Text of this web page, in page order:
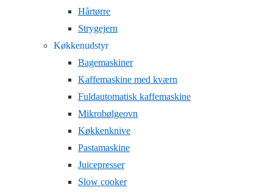
Hårtørre
Strygejern
Køkkenudstyr
Bagemaskiner
Kaffemaskine med kværn
Fuldautomatisk kaffemaskine
Mikrobølgeovn
Køkkenknive
Pastamaskine
Juicepresser
Slow cooker